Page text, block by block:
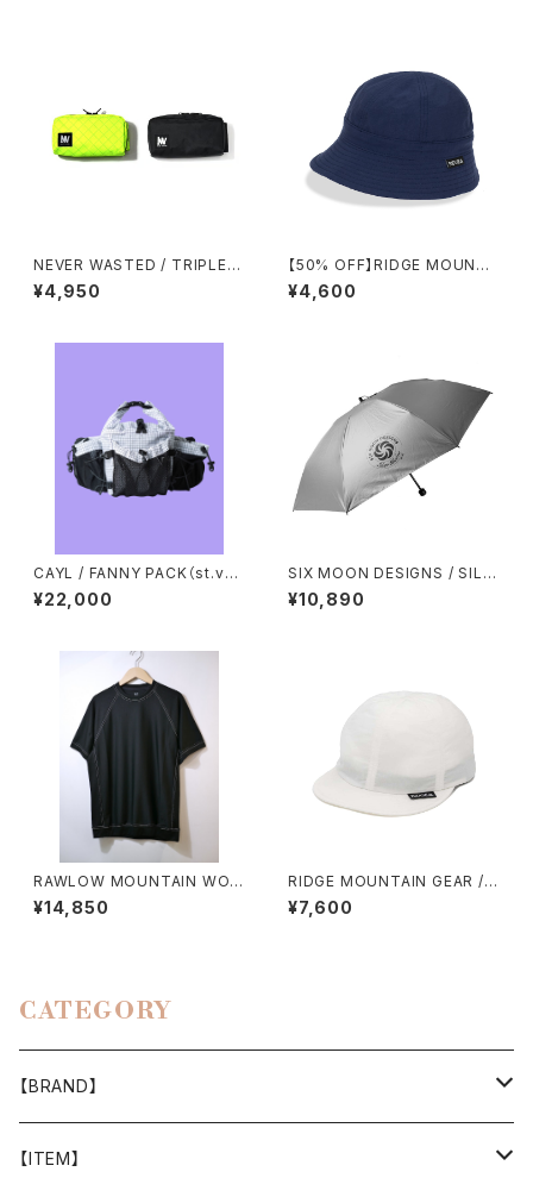
NEVER WASTED / TRIPLEY
ES（ECOPAK）
¥4,950
【50% OFF】RIDGE MOUNTA
IN GEAR / ENOUGH HAT
¥4,600
CAYL / FANNY PACK（st.vall
ey house exclusive mode
l）
¥22,000
SIX MOON DESIGNS / SILV
ER SHADOW MINI UMBREL
LA
¥10,890
RAWLOW MOUNTAIN WOR
KS / DAD LITE CREW
¥14,850
RIDGE MOUNTAIN GEAR / B
ASIC CAP（2026）
¥7,600
CATEGORY
【BRAND】
山と道
【ITEM】